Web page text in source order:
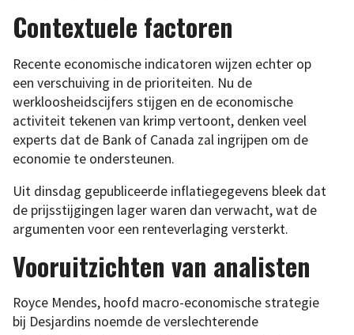
Contextuele factoren
Recente economische indicatoren wijzen echter op
een verschuiving in de prioriteiten. Nu de
werkloosheidscijfers stijgen en de economische
activiteit tekenen van krimp vertoont, denken veel
experts dat de Bank of Canada zal ingrijpen om de
economie te ondersteunen.
Uit dinsdag gepubliceerde inflatiegegevens bleek dat
de prijsstijgingen lager waren dan verwacht, wat de
argumenten voor een renteverlaging versterkt.
Vooruitzichten van analisten
Royce Mendes, hoofd macro-economische strategie
bij Desjardins noemde de verslechterende